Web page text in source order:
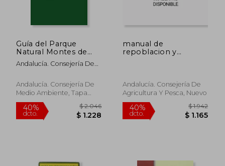
Guía del Parque
Natural Montes de
Málaga
Andalucía. Consejería De
Andalucía. Consejería De
Medio Ambiente, Tapa
Blanda, Nuevo
manual de
repoblacion y
Andalucía. Consejería De
Agricultura Y Pesca, Nuevo